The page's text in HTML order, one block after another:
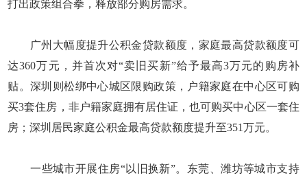
打出政策组合拳，释放部分购房需求。
广州大幅度提升公积金贷款额度，家庭最高贷款额度可
达360万元，并首次对“卖旧买新”给予最高3万元的购房补
贴。深圳则松绑中心城区限购政策，户籍家庭在中心区可购
买3套住房，非户籍家庭拥有居住证，也可购买中心区一套住
房；深圳居民家庭公积金最高贷款额度提升至351万元。
一些城市开展住房“以旧换新”。东莞、潍坊等城市支持